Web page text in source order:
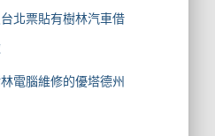
北票貼有樹林汽車借
電腦維修的優塔德州